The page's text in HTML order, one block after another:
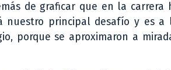
de graficar que en la carrera
nuestro principal desafío y es a
porque se aproximaron a